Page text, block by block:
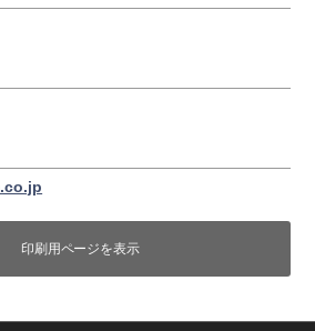
印刷用ページを表示